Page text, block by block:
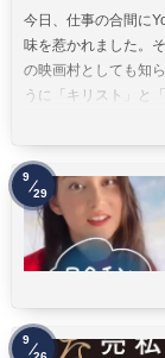
今日、仕事の合間に
味を惹かれました。
の映画村としても知
うに「キリスト」と
9
29
9